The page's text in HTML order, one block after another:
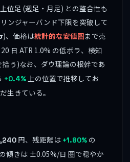
位足 (週足・月足) との整合性も
ンジャーバンド下限を突破して
)、価格は統計的な安値圏まで売
日 ATR 1.0% の低ボラ、検知
う)なお、ダウ理論の根幹であ
+0.4%上の位置で推移してお
生きている。
円、残距離は +1.80% の
傾きは ±0.05%/日 圏で穏やか